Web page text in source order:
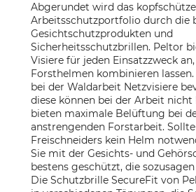
Abgerundet wird das
Arbeitsschutzportfolio durch die
Gesichtschutzprodukten und
Sicherheitsschutzbrillen. Peltor
Visiere für jeden Einsatzzweck
Forsthelmen kombinieren
bei der Waldarbeit Netzvisiere
diese können bei der Arbeit nicht
bieten maximale Belüftung bei
anstrengenden Forstarbeit.
Freischneiders kein Helm
Sie mit der Gesichts- und
bestens geschützt, die sozusagen
Die Schutzbrille SecureFit von